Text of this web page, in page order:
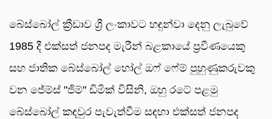
බේස්බෝල් ක්‍රීඩාව ශ්‍රී ලංකාවට හඳුන්වා දෙනු ලැබුවේ
1985 දී එක්සත් ජනපද මැරීන් බළකායේ ප්‍රවීණයෙකු
සහ ජාතික බේස්බෝල් හෝල් ඔෆ් ෆේම් පුහුණුකරුවකු
වන ජේම්ස් "ජිම්" ඩිමික් විසිනි, ඔහු රටේ පළමු
බේස්බෝල් කඳවුර පැවැත්වීම සඳහා එක්සත් ජනපද